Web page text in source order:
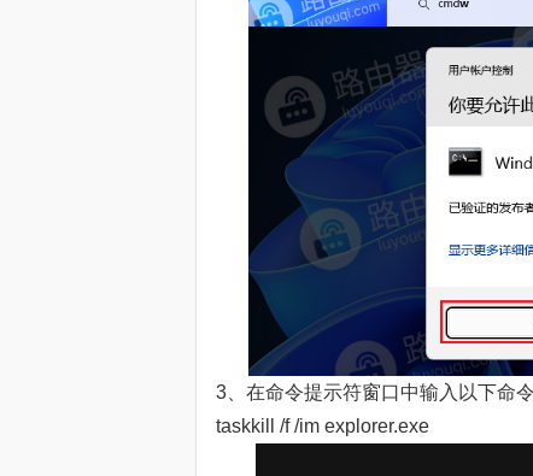
3、在命令提示符窗口中输入以下命
taskkill /f /im explorer.exe